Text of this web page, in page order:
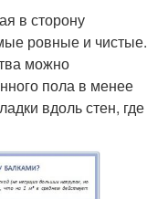
в сторону
ровные и чистые.
можно
пола в менее
вдоль стен, где